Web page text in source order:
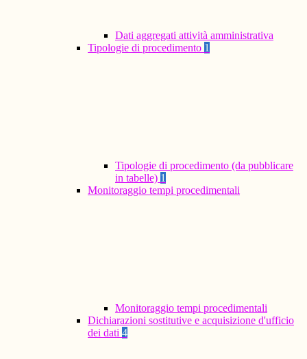
Dati aggregati attività amministrativa
Tipologie di procedimento 1
Tipologie di procedimento (da pubblicare
in tabelle) 1
Monitoraggio tempi procedimentali
Monitoraggio tempi procedimentali
Dichiarazioni sostitutive e acquisizione d'ufficio
dei dati 4